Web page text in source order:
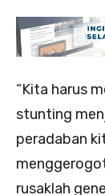
“Kita harus
stunting
peradaban
rusaklah